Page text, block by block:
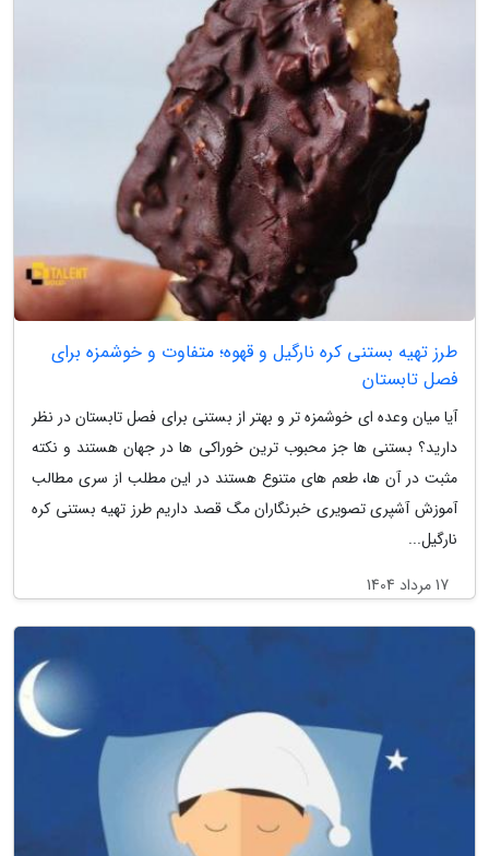
طرز تهیه بستنی کره نارگیل و قهوه؛ متفاوت و خوشمزه برای
فصل تابستان
آیا میان وعده ای خوشمزه تر و بهتر از بستنی برای فصل تابستان در نظر
دارید؟ بستنی ها جز محبوب ترین خوراکی ها در جهان هستند و نکته
مثبت در آن ها، طعم های متنوع هستند در این مطلب از سری مطالب
آموزش آشپری تصویری خبرنگاران مگ قصد داریم طرز تهیه بستنی کره
نارگیل...
17 مرداد 1404